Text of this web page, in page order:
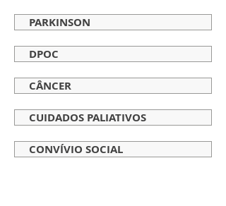
PARKINSON
DPOC
CÂNCER
CUIDADOS PALIATIVOS
CONVÍVIO SOCIAL